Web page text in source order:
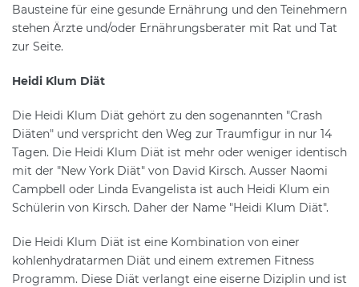
Bausteine für eine gesunde Ernährung und den Teinehmern
stehen Ärzte und/oder Ernährungsberater mit Rat und Tat
zur Seite.
Heidi Klum Diät
Die Heidi Klum Diät gehört zu den sogenannten "Crash
Diäten" und verspricht den Weg zur Traumfigur in nur 14
Tagen. Die Heidi Klum Diät ist mehr oder weniger identisch
mit der "New York Diät" von David Kirsch. Ausser Naomi
Campbell oder Linda Evangelista ist auch Heidi Klum ein
Schülerin von Kirsch. Daher der Name "Heidi Klum Diät".
Die Heidi Klum Diät ist eine Kombination von einer
kohlenhydratarmen Diät und einem extremen Fitness
Programm. Diese Diät verlangt eine eiserne Diziplin und ist